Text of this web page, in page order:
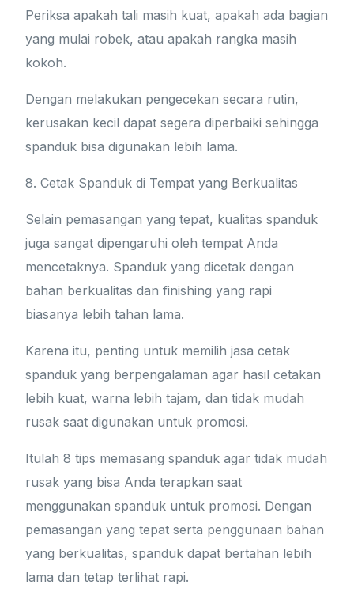
Periksa apakah tali masih kuat, apakah ada bagian
yang mulai robek, atau apakah rangka masih
kokoh.
Dengan melakukan pengecekan secara rutin,
kerusakan kecil dapat segera diperbaiki sehingga
spanduk bisa digunakan lebih lama.
8. Cetak Spanduk di Tempat yang Berkualitas
Selain pemasangan yang tepat, kualitas spanduk
juga sangat dipengaruhi oleh tempat Anda
mencetaknya. Spanduk yang dicetak dengan
bahan berkualitas dan finishing yang rapi
biasanya lebih tahan lama.
Karena itu, penting untuk memilih jasa cetak
spanduk yang berpengalaman agar hasil cetakan
lebih kuat, warna lebih tajam, dan tidak mudah
rusak saat digunakan untuk promosi.
Itulah 8 tips memasang spanduk agar tidak mudah
rusak yang bisa Anda terapkan saat
menggunakan spanduk untuk promosi. Dengan
pemasangan yang tepat serta penggunaan bahan
yang berkualitas, spanduk dapat bertahan lebih
lama dan tetap terlihat rapi.